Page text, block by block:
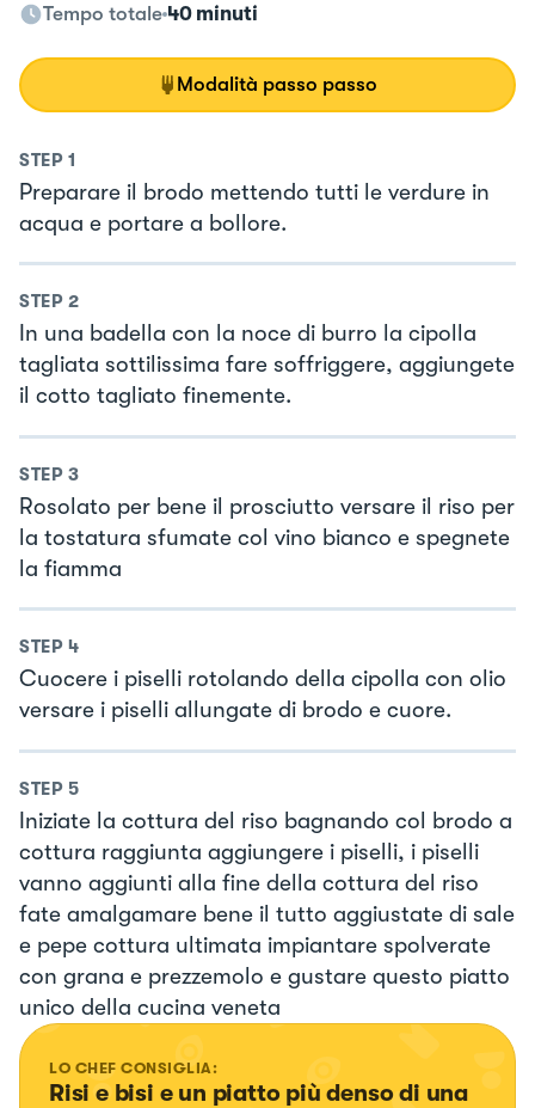
Tempo totale 40 minuti
Modalità passo passo
STEP 1
Preparare il brodo mettendo tutti le verdure in
acqua e portare a bollore.
STEP 2
In una badella con la noce di burro la cipolla
tagliata sottilissima fare soffriggere, aggiungete
il cotto tagliato finemente.
STEP 3
Rosolato per bene il prosciutto versare il riso per
la tostatura sfumate col vino bianco e spegnete
la fiamma
STEP 4
Cuocere i piselli rotolando della cipolla con olio
versare i piselli allungate di brodo e cuore.
STEP 5
Iniziate la cottura del riso bagnando col brodo a
cottura raggiunta aggiungere i piselli, i piselli
vanno aggiunti alla fine della cottura del riso
fate amalgamare bene il tutto aggiustate di sale
e pepe cottura ultimata impiantare spolverate
con grana e prezzemolo e gustare questo piatto
unico della cucina veneta
LO CHEF CONSIGLIA:
Risi e bisi e un piatto più denso di una